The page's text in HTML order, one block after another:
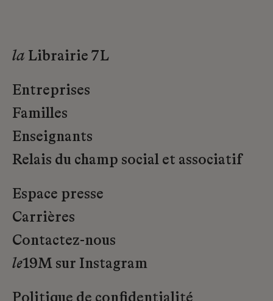
la Librairie 7L
Entreprises
Familles
Enseignants
Relais du champ social et associatif
Espace presse
Carrières
Contactez-nous
le19M sur Instagram